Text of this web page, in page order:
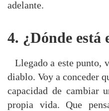
adelante.
4. ¿Dónde está
Llegado a este punto,
diablo. Voy a conceder
capacidad de cambiar
propia vida. Que